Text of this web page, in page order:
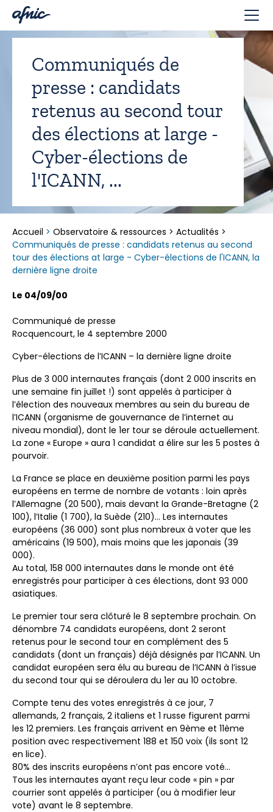
Communiqués de
presse : candidats
retenus au second tour
des élections at large -
Cyber-élections de
l'ICANN, ...
Accueil > Observatoire & ressources > Actualités >
Communiqués de presse : candidats retenus au second
tour des élections at large - Cyber-élections de l'ICANN, la
dernière ligne droite
Le 04/09/00
Communiqué de presse
Rocquencourt, le 4 septembre 2000
Cyber-élections de l’ICANN – la dernière ligne droite
Plus de 3 000 internautes français (dont 2 000 inscrits en
une semaine fin juillet !) sont appelés à participer à
l’élection des nouveaux membres au sein du bureau de
l’ICANN (organisme de gouvernance de l’internet au
niveau mondial), dont le 1er tour se déroule actuellement.
La zone « Europe » aura 1 candidat a élire sur les 5 postes à
pourvoir.
La France se place en deuxième position parmi les pays
européens en terme de nombre de votants : loin après
l’Allemagne (20 500), mais devant la Grande-Bretagne (2
100), l’Italie (1 700), la Suède (210)… Les internautes
européens (36 000) sont plus nombreux à voter que les
américains (19 500), mais moins que les japonais (39
000).
Au total, 158 000 internautes dans le monde ont été
enregistrés pour participer à ces élections, dont 93 000
asiatiques.
Le premier tour sera clôturé le 8 septembre prochain. On
dénombre 74 candidats européens, dont 2 seront
retenus pour le second tour en complément des 5
candidats (dont un français) déjà désignés par l’ICANN. Un
candidat européen sera élu au bureau de l’ICANN à l’issue
du second tour qui se déroulera du 1er au 10 octobre.
Compte tenu des votes enregistrés à ce jour, 7
allemands, 2 français, 2 italiens et 1 russe figurent parmi
les 12 premiers. Les français arrivent en 9ème et 11ème
position avec respectivement 188 et 150 voix (ils sont 12
en lice).
80% des inscrits européens n’ont pas encore voté…
Tous les internautes ayant reçu leur code « pin » par
courrier sont appelés à participer (ou à modifier leur
vote) avant le 8 septembre.
Panneau de gestion des cookies